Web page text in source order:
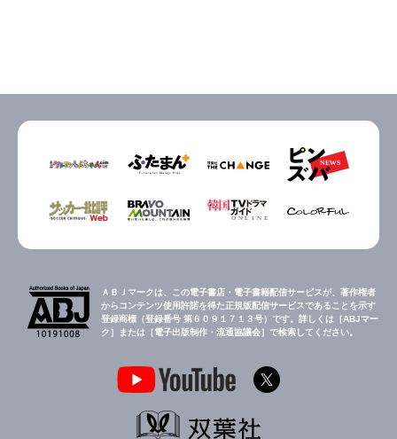
ＡＢＪマークは、この電子書店・電子書籍配信サービスが、著作権者
からコンテンツ使用許諾を得た正規版配信サービスであることを示す
登録商標（登録番号 第６０９１７１３号）です。詳しくは［ABJマー
ク］または［電子出版制作・流通協議会］で検索してください。